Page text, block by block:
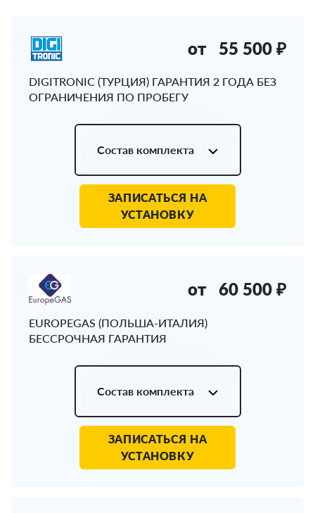
DIGITRONIC (ТУРЦИЯ) ГАРАНТИЯ 2 ГОДА БЕЗ
ОГРАНИЧЕНИЯ ПО ПРОБЕГУ
от 55 500 ₽
Состав комплекта
ЗАПИСАТЬСЯ НА
УСТАНОВКУ
EUROPEGAS (ПОЛЬША-ИТАЛИЯ)
БЕССРОЧНАЯ ГАРАНТИЯ
от 60 500 ₽
Состав комплекта
ЗАПИСАТЬСЯ НА
УСТАНОВКУ